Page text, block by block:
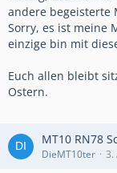
andere begeisterte
Sorry, es ist meine
einzige bin mit
Euch allen bleibt
Ostern.
MT10 RN78
DieMT10ter 3.